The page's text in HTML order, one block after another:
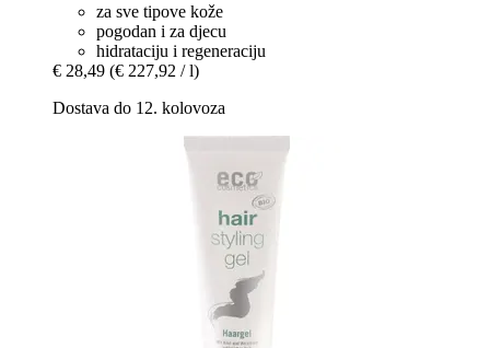
za sve tipove kože
pogodan i za djecu
hidrataciju i regeneraciju
€ 28,49 (€ 227,92 / l)
Dostava do 12. kolovoza